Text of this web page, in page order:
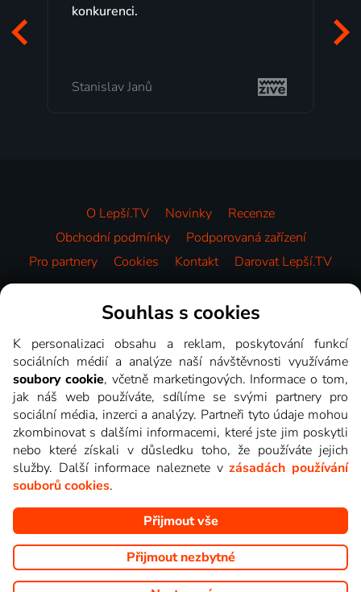
programů a nemuset běžet k TV na
Milada Tomešová
O Lepší.TV Novinky
Recenze
Obchodní podmínky
Podporovaná zařízení
Pro partnery
Cookies Kontakt Darovat Lepší.TV
Videotéka
Copyright © goNET s.r.o. Na tomto webu jsou zobrazovány
obrázky z pořadů TV stanic, které můžete sledovat v Lepší.TV.
Souhlas s cookies
K personalizaci obsahu a reklam, poskytování funkcí
sociálních médií a analýze naší návštěvnosti využíváme
soubory cookie, včetně marketingových. Informace o tom,
jak náš web používáte, sdílíme se svými partnery pro
sociální média, inzerci a analýzy. Partneři tyto údaje mohou
zkombinovat s dalšími informacemi, které jste jim poskytli
nebo které získali v důsledku toho, že používáte jejich
služby. Další informace naleznete vzásadách používání
souborů cookies.
Přijmout vše
Přijmout nezbytné